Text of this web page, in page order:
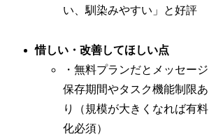
い、馴染みやすい」と好評
惜しい・改善してほしい点
・無料プランだとメッセージ
保存期間やタスク機能制限あ
り（規模が大きくなれば有料
化必須）